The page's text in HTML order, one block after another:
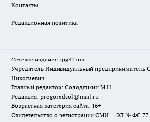
Контакты
Редакционная политика
Сетевое издание «pg37.ru»
Учредитель Индивидуальный предприниматель
Николаевич
Главный редактор: Солодянкин М.Н.
Редакция: progorodsol@mail.ru
Возрастная категория сайта: 16+
Свидетельство о регистрации СМИ ЭЛ № ФС 77 -